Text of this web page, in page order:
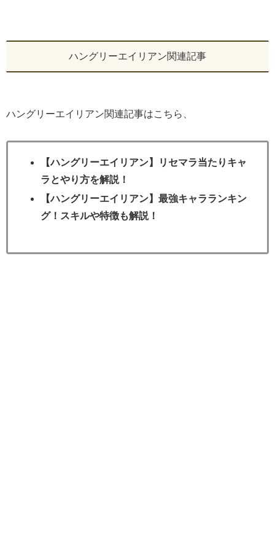
ハングリーエイリアン関連記事
ハングリーエイリアン関連記事はこちら、
【ハングリーエイリアン】リセマラ当たりキャ
ラとやり方を解説！
【ハングリーエイリアン】最強キャラランキン
グ！スキルや特徴も解説！